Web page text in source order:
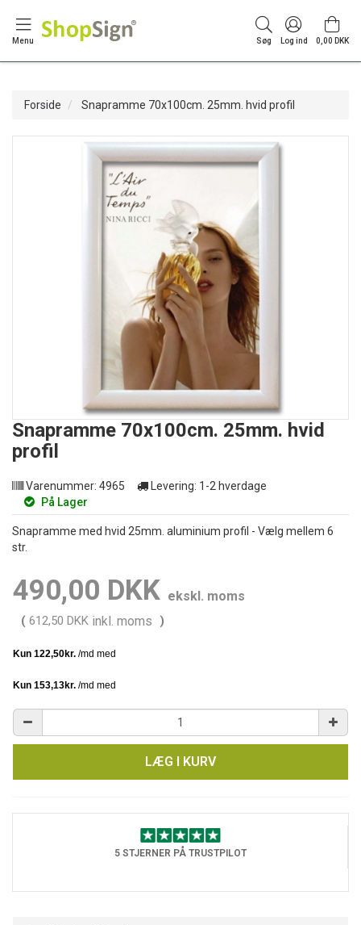
Menu Søg Log ind 0,00 DKK
Forside Snapramme 70x100cm. 25mm. hvid profil
Snapramme 70x100cm. 25mm. hvid
profil
Varenummer: 4965 Levering: 1-2 hverdage
På Lager
Snapramme med hvid 25mm. aluminium profil - Vælg mellem 6
str.
490,00 DKK ekskl. moms
( 612,50 DKK inkl. moms )
LÆG I KURV
5 STJERNER PÅ TRUSTPILOT